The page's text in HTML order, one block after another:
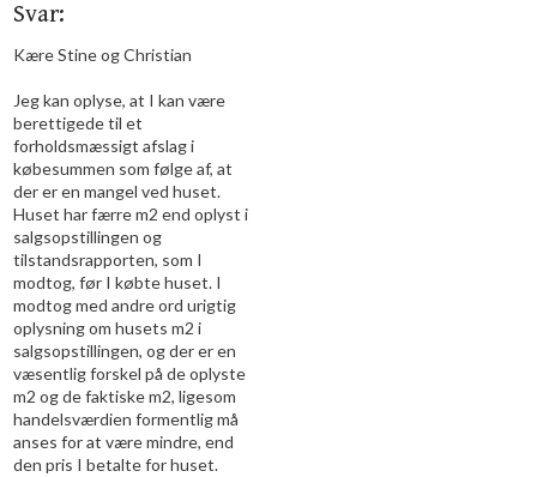
Svar:
Kære Stine og Christian
Jeg kan oplyse, at I kan være
berettigede til et
forholdsmæssigt afslag i
købesummen som følge af, at
der er en mangel ved huset.
Huset har færre m2 end oplyst i
salgsopstillingen og
tilstandsrapporten, som I
modtog, før I købte huset. I
modtog med andre ord urigtig
oplysning om husets m2 i
salgsopstillingen, og der er en
væsentlig forskel på de oplyste
m2 og de faktiske m2, ligesom
handelsværdien formentlig må
anses for at være mindre, end
den pris I betalte for huset.